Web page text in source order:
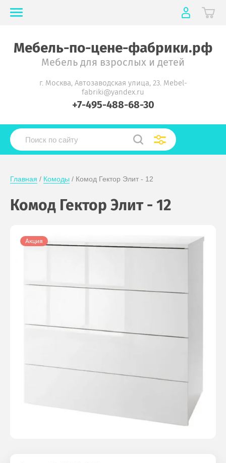
Мебель-по-цене-фабрики.рф
Мебель для взрослых и детей
г. Москва, Автозаводская улица, 23. Mebel-
fabriki@yandex.ru
+7-495-488-68-30
Главная / Комоды / Комод Гектор Элит - 12
Комод Гектор Элит - 12
Акция